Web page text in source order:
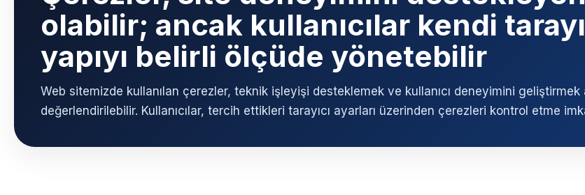
olabilir; ancak kullanıcılar kendi
yapıyı belirli ölçüde yönetebilir
Web sitemizde kullanılan çerezler, teknik işleyişi desteklemek ve kullanıcı deneyimini geliştirmek
değerlendirilebilir. Kullanıcılar, tercih ettikleri tarayıcı ayarları üzerinden çerezleri kontrol etme